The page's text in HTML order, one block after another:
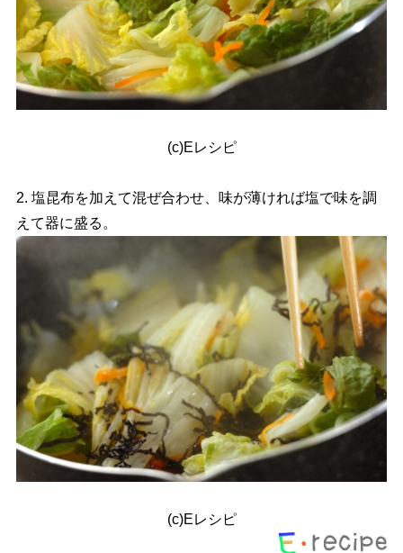
(c)Eレシピ
2. 塩昆布を加えて混ぜ合わせ、味が薄ければ塩で味を調
えて器に盛る。
(c)Eレシピ